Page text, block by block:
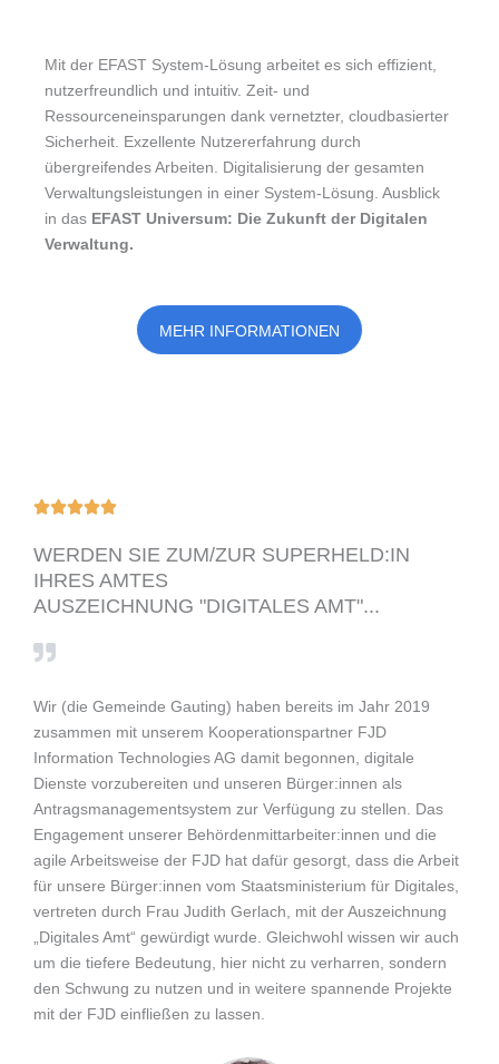
Mit der EFAST System-Lösung arbeitet es sich effizient,
nutzerfreundlich und intuitiv. Zeit- und
Ressourceneinsparungen dank vernetzter, cloudbasierter
Sicherheit. Exzellente Nutzererfahrung durch
übergreifendes Arbeiten. Digitalisierung der gesamten
Verwaltungsleistungen in einer System-Lösung. Ausblick
in das EFAST Universum: Die Zukunft der Digitalen
Verwaltung.
MEHR INFORMATIONEN
B
w
e
r
m
i
5
v
o
n
5
WERDEN SIE ZUM/ZUR SUPERHELD:IN
IHRES AMTES
AUSZEICHNUNG "DIGITALES AMT"...
Wir (die Gemeinde Gauting) haben bereits im Jahr 2019
zusammen mit unserem Kooperationspartner FJD
Information Technologies AG damit begonnen, digitale
Dienste vorzubereiten und unseren Bürger:innen als
Antragsmanagementsystem zur Verfügung zu stellen. Das
Engagement unserer Behördenmittarbeiter:innen und die
agile Arbeitsweise der FJD hat dafür gesorgt, dass die Arbeit
für unsere Bürger:innen vom Staatsministerium für Digitales,
vertreten durch Frau Judith Gerlach, mit der Auszeichnung
„Digitales Amt“ gewürdigt wurde. Gleichwohl wissen wir auch
um die tiefere Bedeutung, hier nicht zu verharren, sondern
den Schwung zu nutzen und in weitere spannende Projekte
mit der FJD einfließen zu lassen.